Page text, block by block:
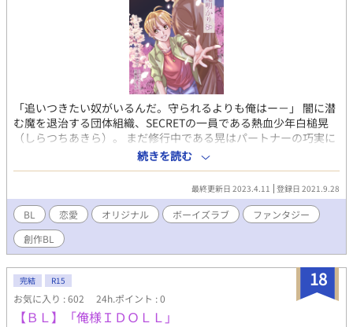
「追いつきたい奴がいるんだ。守られるよりも俺はー－」 闇に潜
む魔を退治する団体組織、SECRETの一員である熱血少年白槌晃
（しらつちあきら）。 まだ修行中である晃はパートナーの巧実に
守られてばかりで強くなりたいと願っている。 晃のパートナーで
あり従兄弟でもある白槌巧実（しらつちたくみ）はSECRETの結
成者であり誰よりも知識と能力に長けている青年。晃を溺愛し、
構ってくる割りには本心がまるで掴めない。 そんな巧実に振り回
されつつ、それでも一つの想いを胸に頑張る晃を待ち受けていた
のは、芸能事務所のアイドル候補生の寮で起こる怪奇現象と幽霊
騒ぎを解決して欲しいという依頼だった。 「よすがの花明かり」
よすがとは心のよりどころ。 花明かりのような誰かの心が貴方の
心のよりどころとなり、暗く沈む時も明るく照らしてくれます様
に。 そんな想いを作品に込めたちょい残念イケメン×熱血少年が
織り成す現代ファンタジーBL。
続きを読む
最終更新日 2023.4.11 登録日 2021.9.28
BL 恋愛 オリジナル ボーイズラブ
ファンタジー
創作BL
18
完結 R15
お気に入り : 602 24h.ポイント : 0
【ＢＬ】「俺様ＩＤＯＬＬ」